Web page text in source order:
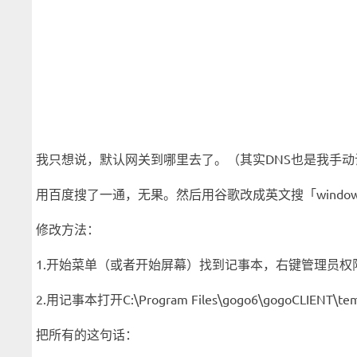
我只想说，默认网关到哪里去了。（其实DNS也是我手
用百度搜了一通，无果。然后用谷歌改成英文搜「
修改方法：
1.开始菜单（或者开始屏幕）找到记事本，右键管理员权
2.用记事本打开C:\Program
把所有的这句话：